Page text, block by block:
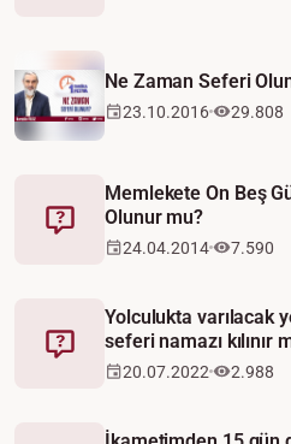
Video
Ne Zaman Seferi
23.10.2016 29.808
Fetva
Memlekete On Beş
Olunur mu?
24.04.2014 7.590
Fetva
Yolculukta varılacak
seferi namazı kılınır
20.07.2022 2.988